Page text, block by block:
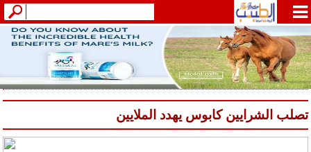
تصلب الشرايين كابوس يهدد الملايين